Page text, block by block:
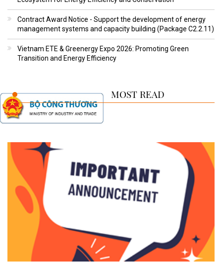
Contract Award Notice - Support the development of energy
management systems and capacity building (Package C2.2.11)
Vietnam ETE & Greenergy Expo 2026: Promoting Green
Transition and Energy Efficiency
MOST READ